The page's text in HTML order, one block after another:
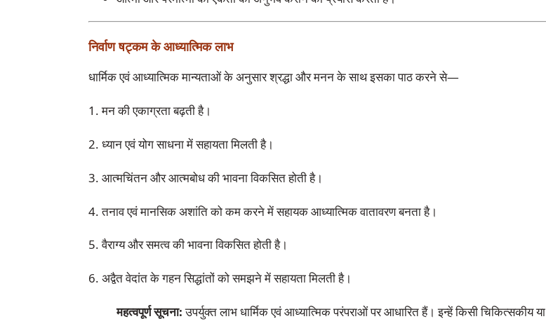
निर्वाण षट्कम के आध्यात्मिक लाभ
धार्मिक एवं आध्यात्मिक मान्यताओं के अनुसार श्रद्धा और मनन के साथ इसका पाठ करने से—
1. मन की एकाग्रता बढ़ती है।
2. ध्यान एवं योग साधना में सहायता मिलती है।
3. आत्मचिंतन और आत्मबोध की भावना विकसित होती है।
4. तनाव एवं मानसिक अशांति को कम करने में सहायक आध्यात्मिक वातावरण बनता है।
5. वैराग्य और समत्व की भावना विकसित होती है।
6. अद्वैत वेदांत के गहन सिद्धांतों को समझने में सहायता मिलती है।
महत्वपूर्ण सूचना:उपर्युक्त लाभ धार्मिक एवं आध्यात्मिक परंपराओं पर आधारित हैं। इन्हें किसी चिकित्सकीय या